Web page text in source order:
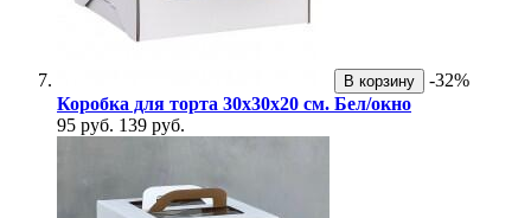
В корзину
-32%
Коробка для торта 30х30х20 см. Бел/окно
95 руб. 139 руб.